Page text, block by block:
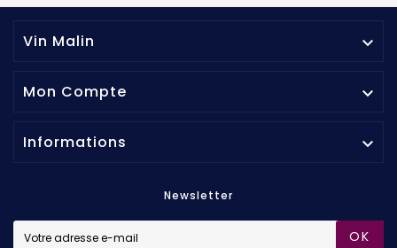
Vin Malin 
Mon Compte 
Informations 
Newsletter
OK